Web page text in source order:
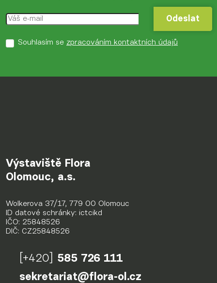
Odeslat
Odeslat
Souhlasím se zpracováním kontaktních údajů
Výstaviště Flora
Olomouc, a.s.
Wolkerova 37/17, 779 00 Olomouc
ID datové schránky: ictcikd
IČO: 25848526
DIČ: CZ25848526
[+420]
585 726 111
sekretariat@flora-ol.cz